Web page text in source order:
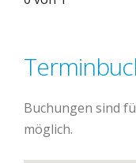
Buchungen sind
möglich.